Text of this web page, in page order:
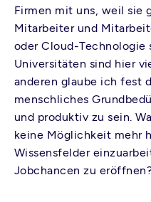
Firmen mit uns, weil sie
Mitarbeiter und
oder Cloud-
Universitäten sind hier
anderen glaube ich fest
menschliches
und produktiv zu sein.
keine Möglichkeit mehr
Wissensfelder
Jobchancen zu